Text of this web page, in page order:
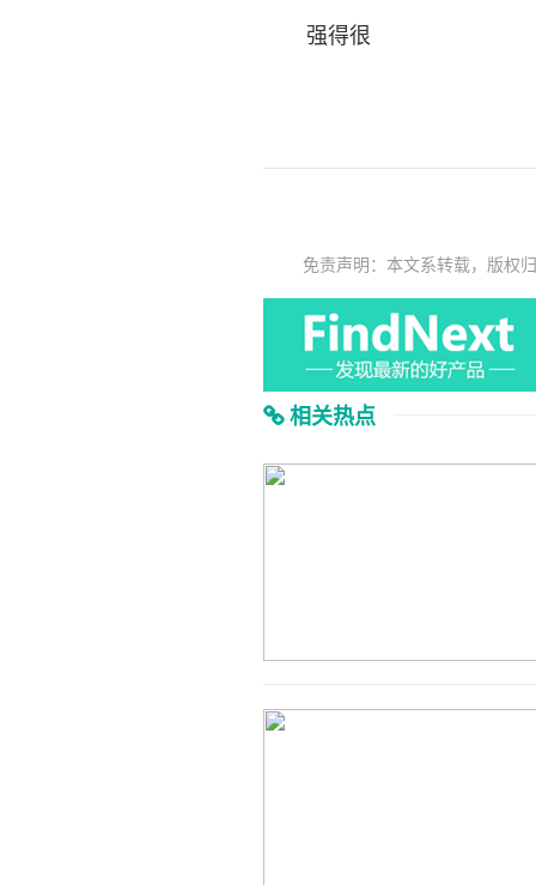
强得很
免责声明：本文系转载，版权
相关热点